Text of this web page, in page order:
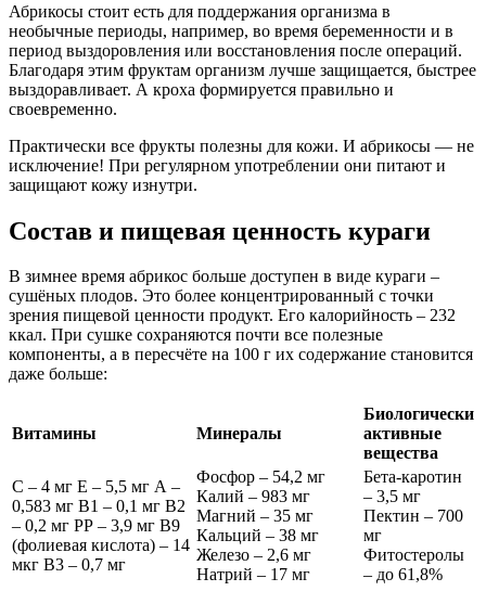
Абрикосы стоит есть для поддержания организма в
необычные периоды, например, во время беременности и в
период выздоровления или восстановления после операций.
Благодаря этим фруктам организм лучше защищается, быстрее
выздоравливает. А кроха формируется правильно и
своевременно.
Практически все фрукты полезны для кожи. И абрикосы — не
исключение! При регулярном употреблении они питают и
защищают кожу изнутри.
Состав и пищевая ценность кураги
В зимнее время абрикос больше доступен в виде кураги –
сушёных плодов. Это более концентрированный с точки
зрения пищевой ценности продукт. Его калорийность – 232
ккал. При сушке сохраняются почти все полезные
компоненты, а в пересчёте на 100 г их содержание становится
даже больше:
Витамины Минералы
Биологически
активные
вещества
С – 4 мг Е – 5,5 мг А –
0,583 мг В1 – 0,1 мг В2
– 0,2 мг РР – 3,9 мг В9
(фолиевая кислота) – 14
мкг В3 – 0,7 мг
Фосфор – 54,2 мг
Калий – 983 мг
Магний – 35 мг
Кальций – 38 мг
Железо – 2,6 мг
Натрий – 17 мг
Бета-каротин
– 3,5 мг
Пектин – 700
мг
Фитостеролы
– до 61,8%